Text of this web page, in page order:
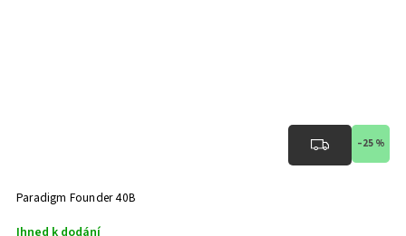
–25 %
Paradigm Founder 40B
Ihned k dodání